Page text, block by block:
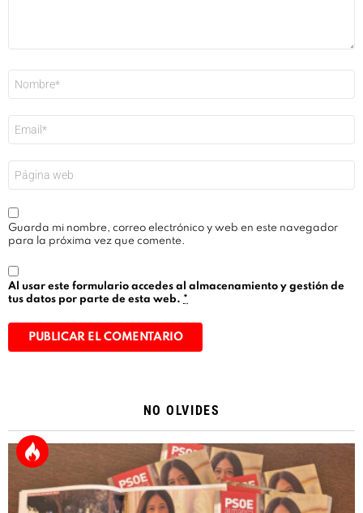
electrónico
*
Guarda mi nombre, correo electrónico y web en este navegador
para la próxima vez que comente.
Al usar este formulario accedes al almacenamiento y gestión de
tus datos por parte de esta web. *
NO OLVIDES